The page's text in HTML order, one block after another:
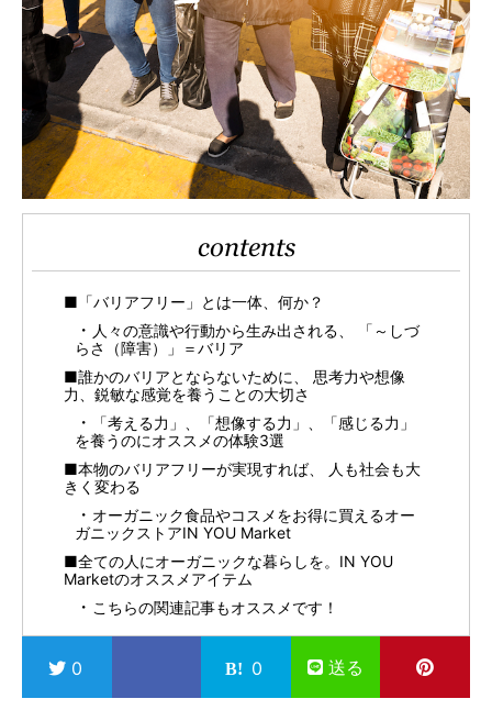
contents
■「バリアフリー」とは一体、何か？
人々の意識や行動から生み出される、 「～しづ
らさ（障害）」＝バリア
■誰かのバリアとならないために、 思考力や想像
力、鋭敏な感覚を養うことの大切さ
「考える力」、「想像する力」、「感じる力」
を養うのにオススメの体験3選
■本物のバリアフリーが実現すれば、 人も社会も大
きく変わる
オーガニック食品やコスメをお得に買えるオー
ガニックストアIN YOU Market
■全ての人にオーガニックな暮らしを。IN YOU
Marketのオススメアイテム
こちらの関連記事もオススメです！
0 0 送る